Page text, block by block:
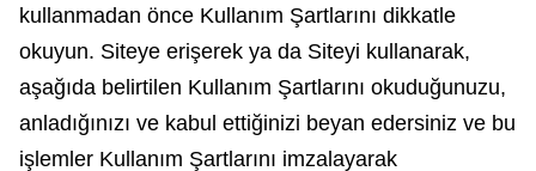
kullanmadan önce Kullanım Şartlarını dikkatle
okuyun. Siteye erişerek ya da Siteyi kullanarak,
aşağıda belirtilen Kullanım Şartlarını okuduğunuzu,
anladığınızı ve kabul ettiğinizi beyan edersiniz ve bu
işlemler Kullanım Şartlarını imzalayarak